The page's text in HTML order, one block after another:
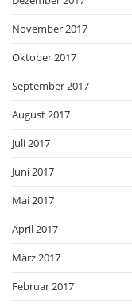
November 2017
Oktober 2017
September 2017
August 2017
Juli 2017
Juni 2017
Mai 2017
April 2017
März 2017
Februar 2017